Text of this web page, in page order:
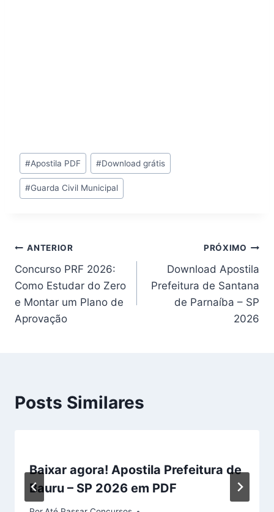
Tags
do
Post:
#Apostila PDF #Download grátis
#Guarda Civil Municipal
Navegação
de
Post
ANTERIOR
Concurso PRF 2026:
Como Estudar do Zero
e Montar um Plano de
Aprovação
PRÓXIMO
Download Apostila
Prefeitura de Santana
de Parnaíba – SP
2026
Posts Similares
Baixar agora! Apostila Prefeitura de
Bauru – SP 2026 em PDF